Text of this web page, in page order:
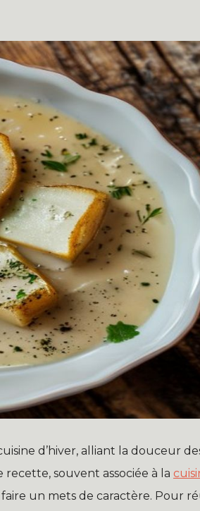
d’hiver, alliant la douceur
souvent associée à la
un mets de caractère. Pour